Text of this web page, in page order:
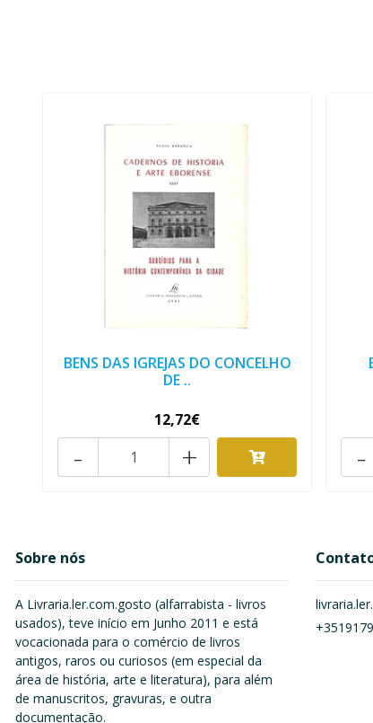
BENS DAS IGREJAS DO CONCELHO
DE ..
12,72€
+
- -
Sobre nós
A Livraria.ler.com.gosto (alfarrabista - livros
usados), teve início em Junho 2011 e está
vocacionada para o comércio de livros
antigos, raros ou curiosos (em especial da
área de história, arte e literatura), para além
de manuscritos, gravuras, e outra
documentação.